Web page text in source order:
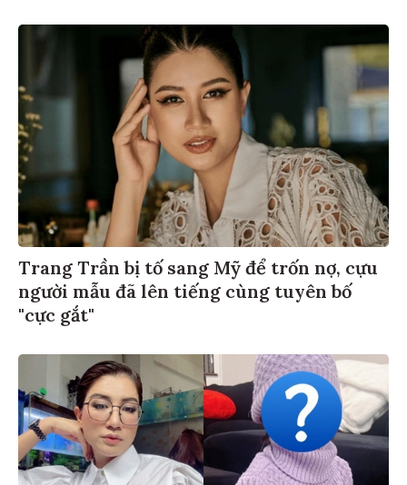
Trang Trần bị tố sang Mỹ để trốn nợ, cựu
người mẫu đã lên tiếng cùng tuyên bố
"cực gắt"